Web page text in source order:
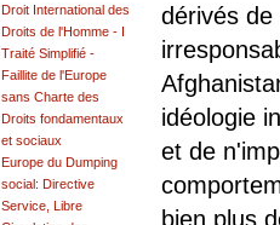
dérivés
idéologie
et de
bien plus
Droit International des
Droits de l'Homme - I
Traité Simplifié -
Faillite de l'Europe
sans Charte des
Droits fondamentaux
et sociaux
Europe du Dumping
social: Directive
Service, Libre